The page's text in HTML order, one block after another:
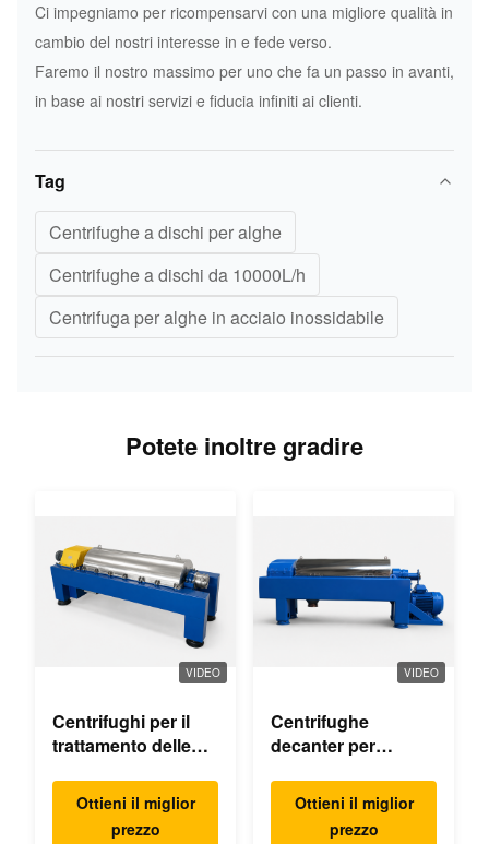
Ci impegniamo per ricompensarvi con una migliore qualità in
cambio del nostri interesse in e fede verso.
Faremo il nostro massimo per uno che fa un passo in avanti,
in base ai nostri servizi e fiducia infiniti ai clienti.
Tag
Centrifughe a dischi per alghe
Centrifughe a dischi da 10000L/h
Centrifuga per alghe in acciaio inossidabile
Potete inoltre gradire
VIDEO
Centrifughi per il
trattamento delle
Ottieni il miglior
prezzo
VIDEO
Centrifughe
decanter per
di palma
Ottieni il miglior
prezzo